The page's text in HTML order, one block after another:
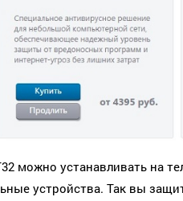
можно устанавливать на
устройства. Так вы